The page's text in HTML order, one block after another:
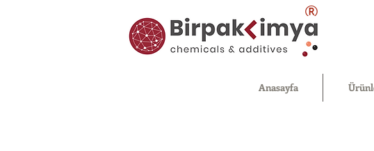
®
Anasayfa